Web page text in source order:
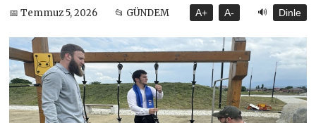
📅 Temmuz 5, 2026 📂 GÜNDEM A+ A- 🔊 Dinle